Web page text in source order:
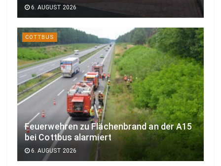
6. AUGUST 2026
COTTBUS
Feuerwehren zu Flächenbrand an der A15
bei Cottbus alarmiert
6. AUGUST 2026